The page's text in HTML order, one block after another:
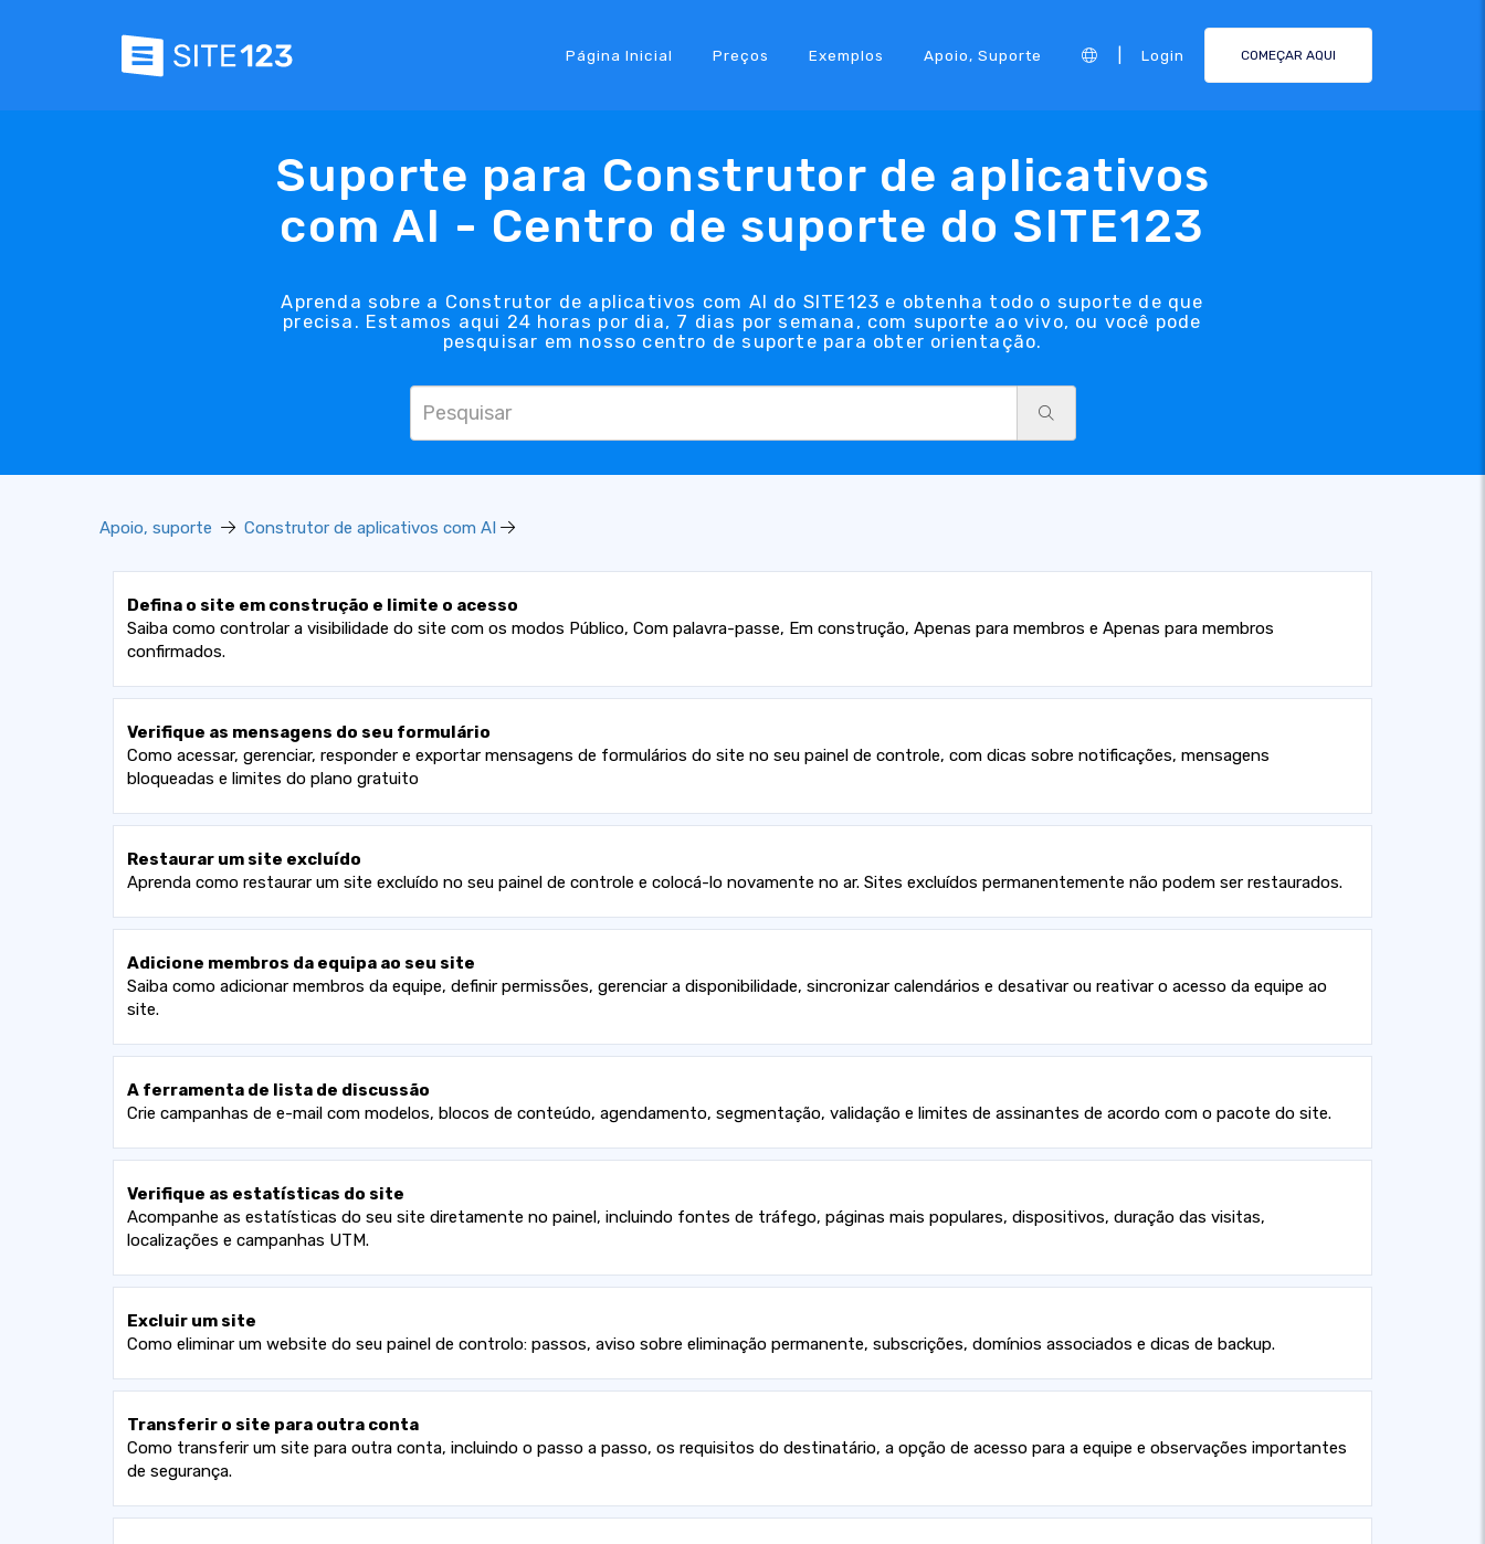
Página Inicial Preços Exemplos Apoio, Suporte Login COMEÇAR AQUI
Suporte para Construtor de aplicativos
com AI - Centro de suporte do SITE123
Aprenda sobre a Construtor de aplicativos com AI do SITE123 e obtenha todo o suporte de que
precisa. Estamos aqui 24 horas por dia, 7 dias por semana, com suporte ao vivo, ou você pode
pesquisar em nosso centro de suporte para obter orientação.
Apoio, suporte Construtor de aplicativos com AI
Defina o site em construção e limite o acesso
Saiba como controlar a visibilidade do site com os modos Público, Com palavra-passe, Em construção, Apenas para membros e Apenas para membros
confirmados.
Verifique as mensagens do seu formulário
Como acessar, gerenciar, responder e exportar mensagens de formulários do site no seu painel de controle, com dicas sobre notificações, mensagens
bloqueadas e limites do plano gratuito
Restaurar um site excluído
Aprenda como restaurar um site excluído no seu painel de controle e colocá-lo novamente no ar. Sites excluídos permanentemente não podem ser restaurados.
Adicione membros da equipa ao seu site
Saiba como adicionar membros da equipe, definir permissões, gerenciar a disponibilidade, sincronizar calendários e desativar ou reativar o acesso da equipe ao
site.
A ferramenta de lista de discussão
Crie campanhas de e-mail com modelos, blocos de conteúdo, agendamento, segmentação, validação e limites de assinantes de acordo com o pacote do site.
Verifique as estatísticas do site
Acompanhe as estatísticas do seu site diretamente no painel, incluindo fontes de tráfego, páginas mais populares, dispositivos, duração das visitas,
localizações e campanhas UTM.
Excluir um site
Como eliminar um website do seu painel de controlo: passos, aviso sobre eliminação permanente, subscrições, domínios associados e dicas de backup.
Transferir o site para outra conta
Como transferir um site para outra conta, incluindo o passo a passo, os requisitos do destinatário, a opção de acesso para a equipe e observações importantes
de segurança.